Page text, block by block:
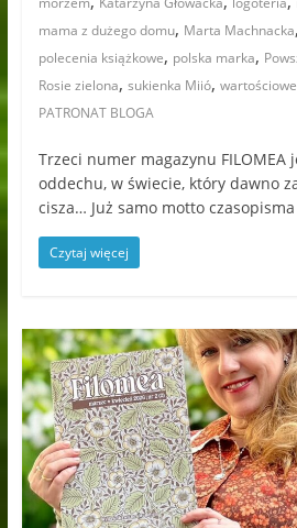
mama z dużego domu, Marta Machnacka,
polecenia książkowe, polska marka,
Rosie zielona, sukienka Miió,
PATRONAT BLOGA
Trzeci numer magazynu FILOMEA
oddechu, w świecie, który dawno
cisza… Już samo motto czasopisma
Czytaj więcej